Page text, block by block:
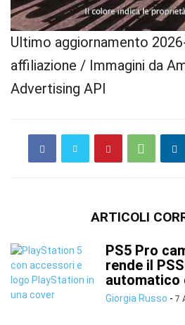
Ultimo aggiornamento
affiliazione / Immagini da
Advertising API
ARTICOLI
PS5 Pro
rende il
automatico
Giorgia Russo - 7